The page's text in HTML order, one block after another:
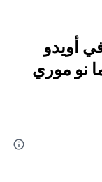
أويدو
نو موري